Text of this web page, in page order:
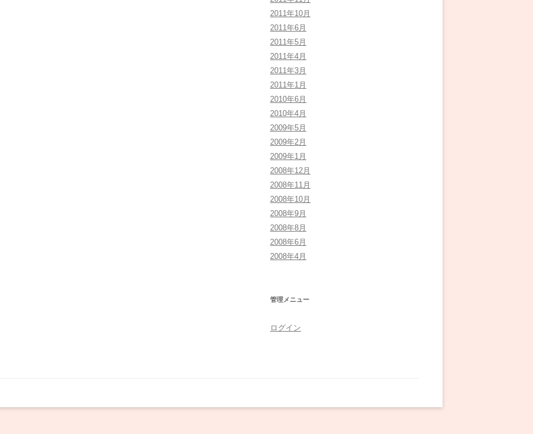
2011年10月
2011年6月
2011年5月
2011年4月
2011年3月
2011年1月
2010年6月
2010年4月
2009年5月
2009年2月
2009年1月
2008年12月
2008年11月
2008年10月
2008年9月
2008年8月
2008年6月
2008年4月
管理メニュー
ログイン